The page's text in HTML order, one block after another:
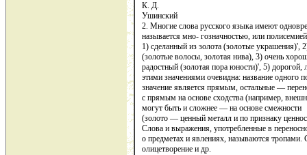
К. Д.
Ушинский
2. Многие слова русского языка имеют
называется мно- гозначностью, или
1) сделанный из золота (золотые украшения)',
(золотые волосы, золотая нива), 3) очень
радостный (золотая пора юности)', 5)
этими значениями очевидна: название одного
значение является прямым, остальные —
с прямым на основе сходства (например,
могут быть и сложнее — на основе смежности
(золото — ценный металл и по признаку
Слова и выражения, употребленные в
о предметах и явлениях, называются
олицетворение и др.